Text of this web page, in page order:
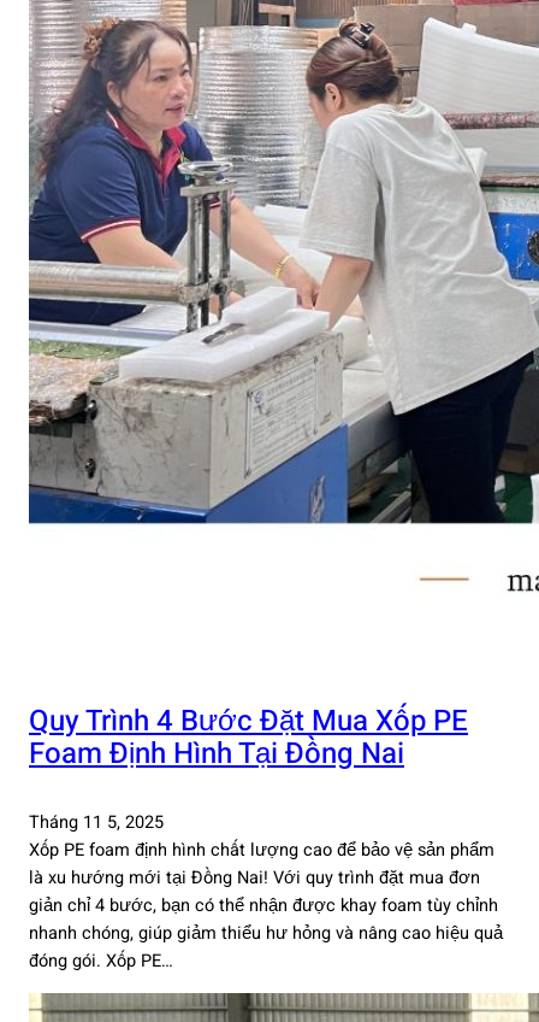
Quy Trình 4 Bước Đặt Mua Xốp PE
Foam Định Hình Tại Đồng Nai
Tháng 11 5, 2025
Xốp PE foam định hình chất lượng cao để bảo vệ sản phẩm
là xu hướng mới tại Đồng Nai! Với quy trình đặt mua đơn
giản chỉ 4 bước, bạn có thể nhận được khay foam tùy chỉnh
nhanh chóng, giúp giảm thiểu hư hỏng và nâng cao hiệu quả
đóng gói. Xốp PE…